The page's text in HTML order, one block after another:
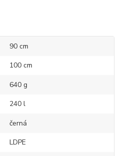
90 cm
100 cm
640 g
240 l
černá
LDPE